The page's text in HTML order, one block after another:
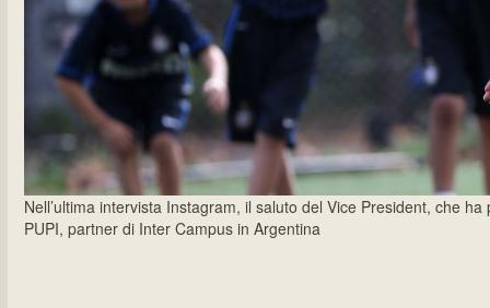
Nell’ultima intervista Instagram, il saluto del Vice President, che
PUPI, partner di Inter Campus in Argentina